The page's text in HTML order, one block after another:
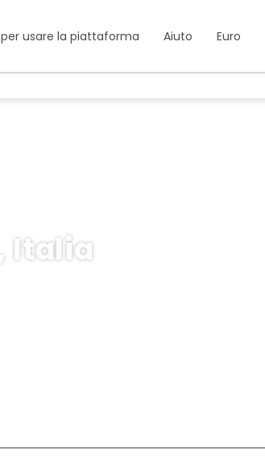
usare la piattaforma Aiuto Euro
Italia